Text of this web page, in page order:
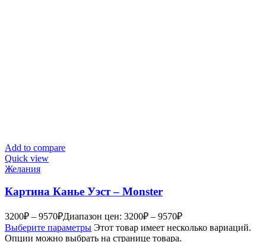
Add to compare
Quick view
Желания
Картина Канье Уэст – Monster
3200₽ – 9570₽Диапазон цен: 3200₽ – 9570₽
Выберите параметры Этот товар имеет несколько вариаций.
Опции можно выбрать на странице товара.